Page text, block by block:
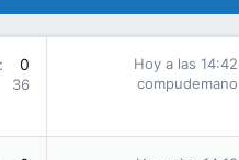
0
36
Hoy a las 14:42
compudemano